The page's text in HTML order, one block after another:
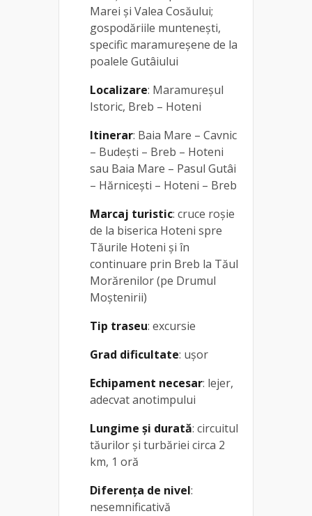
Marei și Valea Cosăului;
gospodăriile muntenești,
specific maramureșene de la
poalele Gutâiului
Localizare: Maramureșul
Istoric, Breb – Hoteni
Itinerar: Baia Mare – Cavnic
– Budești – Breb – Hoteni
sau Baia Mare – Pasul Gutâi
– Hărnicești – Hoteni – Breb
Marcaj turistic: cruce roșie
de la biserica Hoteni spre
Tăurile Hoteni și în
continuare prin Breb la Tăul
Morărenilor (pe Drumul
Moștenirii)
Tip traseu: excursie
Grad dificultate: ușor
Echipament necesar: lejer,
adecvat anotimpului
Lungime și durată: circuitul
tăurilor și turbăriei circa 2
km, 1 oră
Diferența de nivel:
nesemnificativă